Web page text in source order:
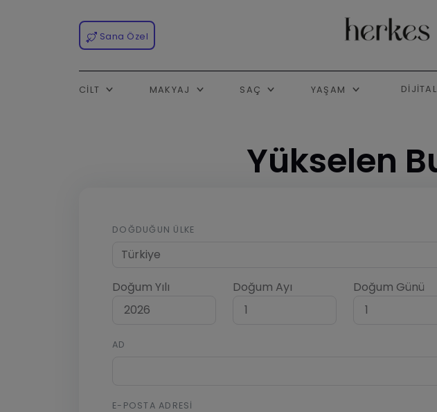
Sana Özel
CILT MAKYAJ SAÇ YAŞAM
Yükselen
DOĞDUĞUN ÜLKE
Doğum Yılı Doğum Ayı Doğum Günü
AD
E-POSTA ADRESI